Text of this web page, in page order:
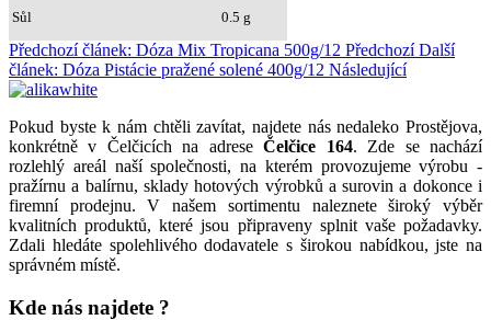
Sůl 0.5 g
Předchozí článek: Dóza Mix Tropicana 500g/12 Předchozí Další
článek: Dóza Pistácie pražené solené 400g/12 Následující
Pokud byste k nám chtěli zavítat, najdete nás nedaleko Prostějova,
konkrétně v Čelčicích na adreseČelčice 164. Zde se nachází
rozlehlý areál naší společnosti, na kterém provozujeme výrobu -
pražírnu a balírnu, sklady hotových výrobků a surovin a dokonce i
firemní prodejnu. V našem sortimentu naleznete široký výběr
kvalitních produktů, které jsou připraveny splnit vaše požadavky.
Zdali hledáte spolehlivého dodavatele s širokou nabídkou, jste na
správném místě.
Kde nás najdete ?